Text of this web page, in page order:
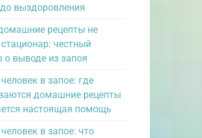
выздоровления
рецепты не
честный
о выводе из запоя
в запое: где
домашние рецепты
настоящая помощь
в запое: что